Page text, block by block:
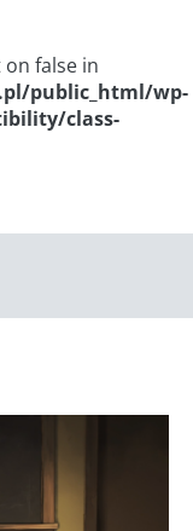
false in
public_html/wp-
class-